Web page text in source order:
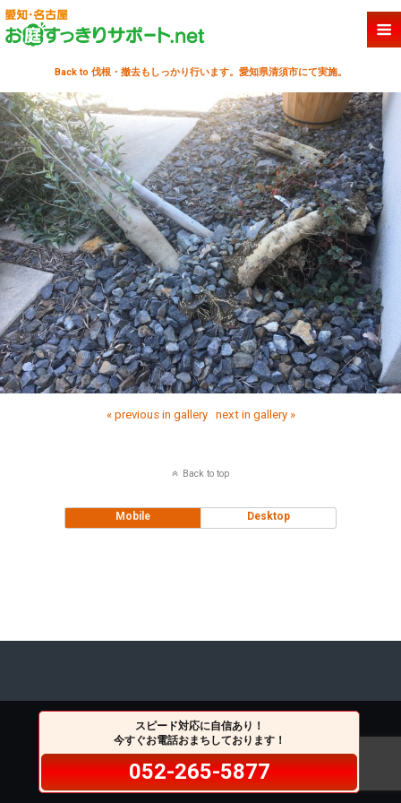
Back to 伐根・撤去もしっかり行います。愛知県清須市にて実施。
« previous in gallery next in gallery »
Back to top
Mobile Desktop
スピード対応に自信あり！
今すぐお電話おまちしております！
052-265-5877